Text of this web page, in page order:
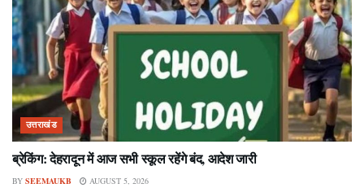
उत्तराखंड
ब्रेकिंग: देहरादून में आज सभी स्कूल रहेंगे बंद, आदेश जारी
BY SEEMAUKB AUGUST 5, 2026